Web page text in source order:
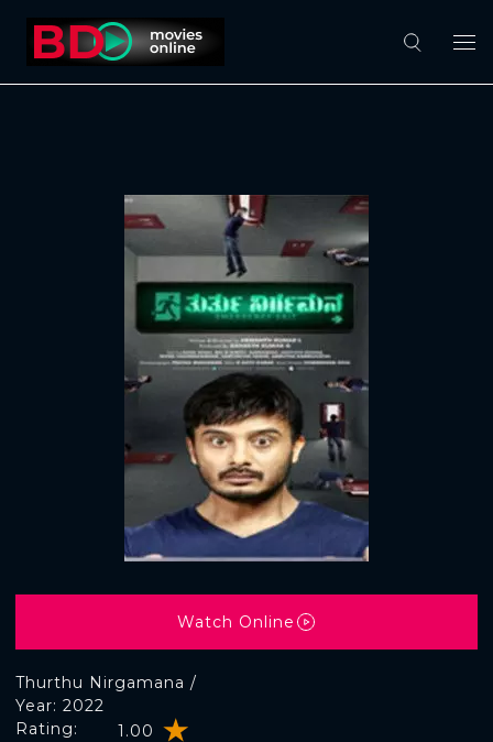
Thurthu Nirgamana /
Rating: 1.00
Year: 2022
Watch Online